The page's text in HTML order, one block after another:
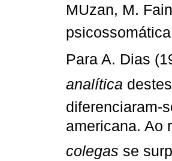
MUzan, M.
Para A. Dias
analítica
diferenciaram-
americana. Ao
colegas se